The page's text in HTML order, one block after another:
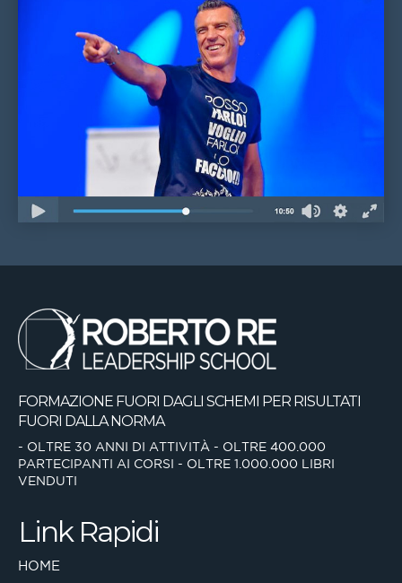
FORMAZIONE FUORI DAGLI SCHEMI PER RISULTATI
FUORI DALLA NORMA
- OLTRE 30 ANNI DI ATTIVITÀ - OLTRE 400.000
PARTECIPANTI AI CORSI - OLTRE 1.000.000 LIBRI
VENDUTI
Link Rapidi
HOME